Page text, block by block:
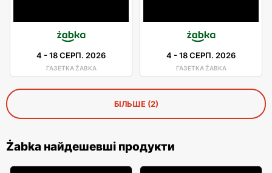
4 -18 СЕРП. 2026
ГАЗЕТКА ŻABKA
4 -18 СЕРП. 2026
ГАЗЕТКА ŻABKA
БІЛЬШЕ (2)
Żabka найдешевші продукти